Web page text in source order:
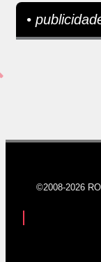
•
©2008-2026